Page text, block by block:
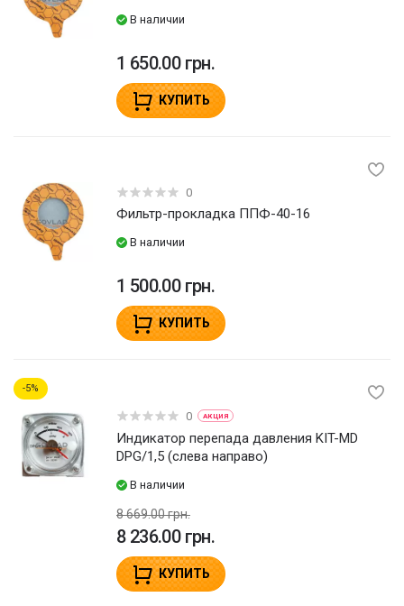
В наличии
1 650.00 грн.
КУПИТЬ
0
Фильтр-прокладка ППФ-40-16
В наличии
1 500.00 грн.
КУПИТЬ
5
0 АКЦИЯ
Индикатор перепада давления KIT-MD
DPG/1,5 (слева направо)
В наличии
8 236.00 грн.
8 669.00 грн.
КУПИТЬ